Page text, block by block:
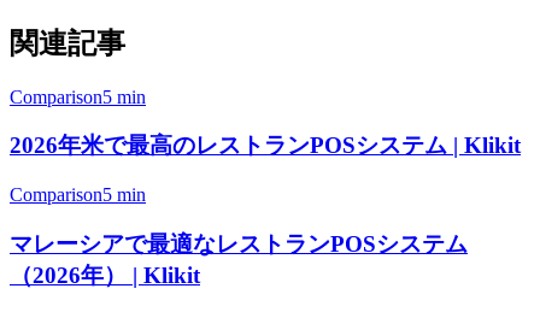
関連記事
Comparison5 min
2026年米で最高のレストランPOSシステム | Klikit
Comparison5 min
マレーシアで最適なレストランPOSシステム
（2026年） | Klikit